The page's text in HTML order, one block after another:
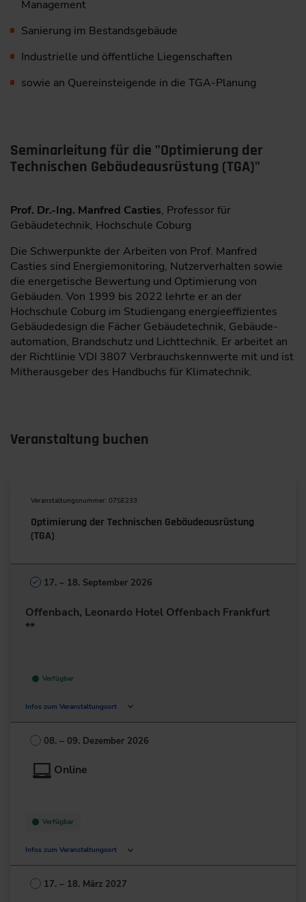
Management
Sanierung im Bestandsgebäude
Industrielle und öffentliche Liegenschaften
sowie an Quereinsteigende in die TGA-Planung
Seminarleitung für die "Optimierung der
Technischen Gebäudeausrüstung (TGA)"
Prof. Dr.-Ing. Manfred Casties, Professor für
Gebäudetechnik, Hochschule Coburg
Die Schwerpunkte der ­Arbeiten von Prof. Manfred
Casties sind Energiemonitoring, Nutzerverhalten sowie
die energetische Bewertung und Optimierung von
Gebäuden. Von 1999 bis 2022 lehrte er an der
Hochschule Coburg im Studien­gang energieeffizientes
Gebäudedesign die Fächer Gebäudetechnik, Gebäude­
automation, Brandschutz und Lichttechnik. Er arbeitet an
der Richtlinie VDI 3807 Verbrauchskennwerte mit und ist
Mitherausgeber des Handbuchs für Klimatechnik.
Veranstaltung buchen
Veranstaltungsnummer: 07SE233
Optimierung der Technischen Gebäudeausrüstung
(TGA)
17. – 18. September 2026
Offenbach, Leonardo Hotel Offenbach Frankfurt
**
Verfügbar
Infos zum Veranstaltungsort
Kaiserleistr. 39
63067 Offenbach
08. – 09. Dezember 2026
Online
Verfügbar
Infos zum Veranstaltungsort
Deutschland
17. – 18. März 2027